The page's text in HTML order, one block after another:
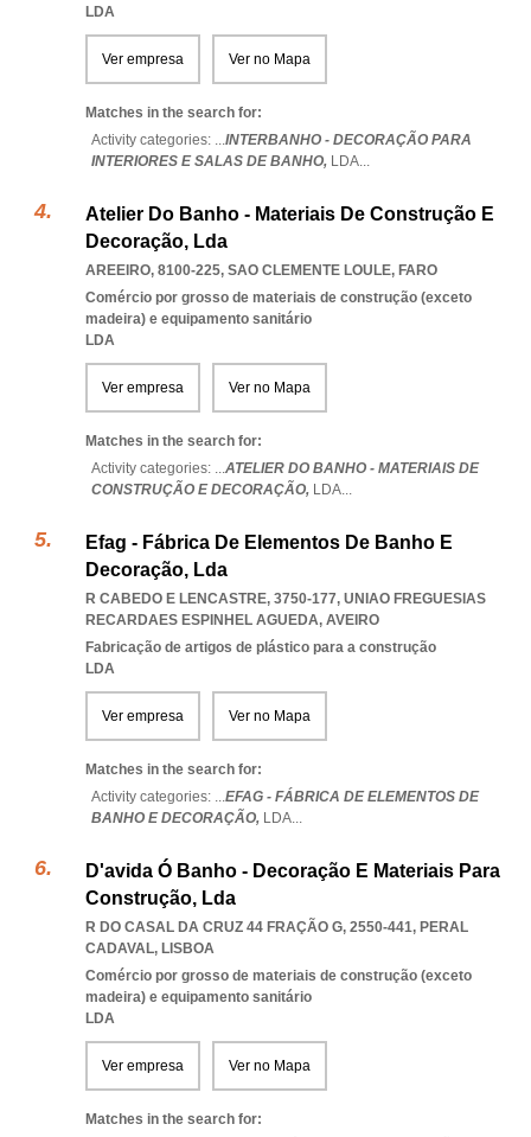
LDA
Ver empresa Ver no Mapa
Matches in the search for:
Activity categories: ...INTERBANHO - DECORAÇÃO PARA
INTERIORES E SALAS DE BANHO, LDA...
Atelier Do Banho - Materiais De Construção E
Decoração, Lda
AREEIRO, 8100-225, SAO CLEMENTE LOULE, FARO
Comércio por grosso de materiais de construção (exceto
madeira) e equipamento sanitário
LDA
Ver empresa Ver no Mapa
Matches in the search for:
Activity categories: ...ATELIER DO BANHO - MATERIAIS DE
CONSTRUÇÃO E DECORAÇÃO, LDA...
Efag - Fábrica De Elementos De Banho E
Decoração, Lda
R CABEDO E LENCASTRE, 3750-177, UNIAO FREGUESIAS
RECARDAES ESPINHEL AGUEDA, AVEIRO
Fabricação de artigos de plástico para a construção
LDA
Ver empresa Ver no Mapa
Matches in the search for:
Activity categories: ...EFAG - FÁBRICA DE ELEMENTOS DE
BANHO E DECORAÇÃO, LDA...
D'avida Ó Banho - Decoração E Materiais Para
Construção, Lda
R DO CASAL DA CRUZ 44 FRAÇÃO G, 2550-441, PERAL
CADAVAL, LISBOA
Comércio por grosso de materiais de construção (exceto
madeira) e equipamento sanitário
LDA
Ver empresa Ver no Mapa
Matches in the search for: